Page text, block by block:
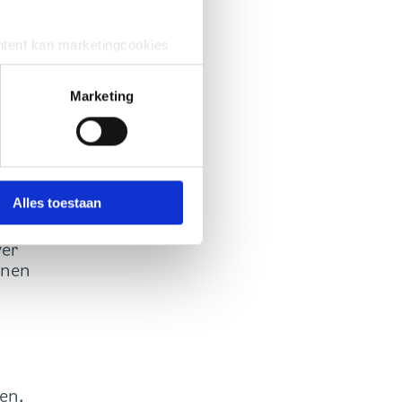
kan marketingcookies
cookies worden alleen
geval kunnen uw gegevens
te zien hoe zij uw
Marketing
Alles toestaan
uit